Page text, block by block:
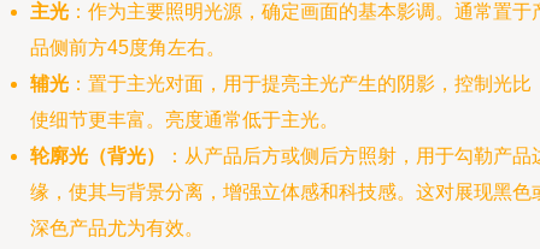
主光 ：作为主要照明光源，确定画面的基本影调。通常置于
品侧前方45度角左右。
辅光 ：置于主光对面，用于提亮主光产生的阴影，控制光比
使细节更丰富。亮度通常低于主光。
轮廓光（背光）
：从产品后方或侧后方照射，用于勾勒产品
缘，使其与背景分离，增强立体感和科技感。这对展现黑色
深色产品尤为有效。